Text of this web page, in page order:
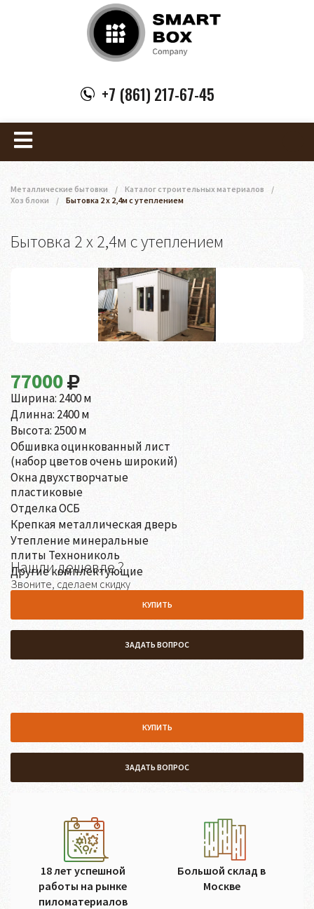
+7 (861) 217-67-45
Металлические бытовки / Каталог строительных материалов
/
Хоз блоки
/ Бытовка 2 х 2,4м с утеплением
Бытовка 2 х 2,4м с утеплением
77000
Ширина: 2400 м
Длинна: 2400 м
Высота: 2500 м
Обшивка оцинкованный лист
(набор цветов очень широкий)
Окна двухстворчатые
пластиковые
Отделка ОСБ
Крепкая металлическая дверь
Утепление минеральные
плиты Технониколь
Другие комплектующие
Нашли дешевле ?
Звоните, сделаем скидку
КУПИТЬ
ЗАДАТЬ ВОПРОС
КУПИТЬ
ЗАДАТЬ ВОПРОС
18 лет успешной
работы на рынке
пиломатериалов
Большой склад в
Москве